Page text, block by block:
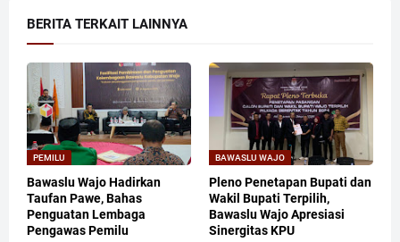
BERITA TERKAIT LAINNYA
PEMILU
Bawaslu Wajo Hadirkan
Taufan Pawe, Bahas
Penguatan Lembaga
Pengawas Pemilu
BAWASLU WAJO
Pleno Penetapan Bupati dan
Wakil Bupati Terpilih,
Bawaslu Wajo Apresiasi
Sinergitas KPU